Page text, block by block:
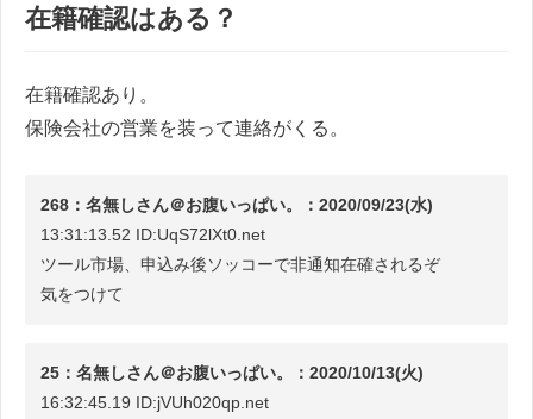
在籍確認はある？
在籍確認あり。
保険会社の営業を装って連絡がくる。
268：名無しさん＠お腹いっぱい。：2020/09/23(水)
13:31:13.52 ID:UqS72lXt0.net
ツール市場、申込み後ソッコーで非通知在確されるぞ
気をつけて
25：名無しさん＠お腹いっぱい。：2020/10/13(火)
16:32:45.19 ID:jVUh020qp.net